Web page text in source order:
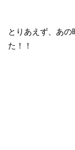
とりあえず、あ
た！！